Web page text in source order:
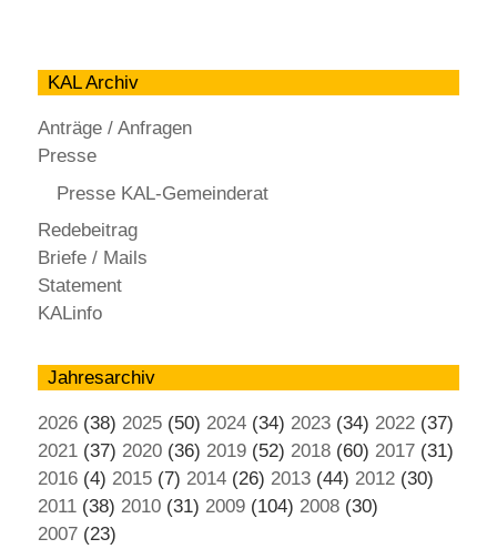
KAL Archiv
Anträge / Anfragen
Presse
Presse KAL-Gemeinderat
Redebeitrag
Briefe / Mails
Statement
KALinfo
Jahresarchiv
2026 (38) 2025 (50) 2024 (34) 2023 (34) 2022 (37)
2021 (37) 2020 (36) 2019 (52) 2018 (60) 2017 (31)
2016 (4) 2015 (7) 2014 (26) 2013 (44) 2012 (30)
2011 (38) 2010 (31) 2009 (104) 2008 (30)
2007 (23)